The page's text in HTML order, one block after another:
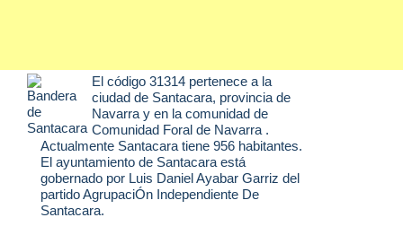
El código 31314 pertenece a la
ciudad de Santacara, provincia de
Navarra y en la comunidad de
Comunidad Foral de Navarra .
Actualmente Santacara tiene 956 habitantes.
El ayuntamiento de Santacara está
gobernado por Luis Daniel Ayabar Garriz del
partido AgrupaciÓn Independiente De
Santacara.